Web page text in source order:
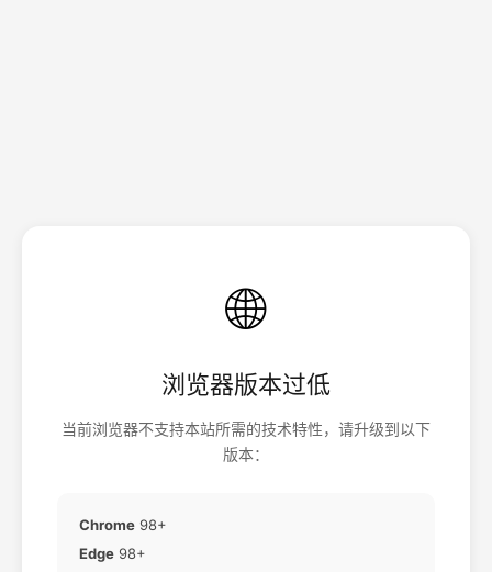
🌐
浏览器版本过低
当前浏览器不支持本站所需的技术特性，请升级到以下
版本：
Chrome 98+
Edge 98+